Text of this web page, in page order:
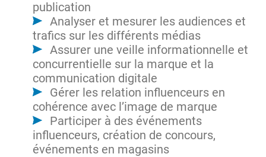
publication
Analyser et mesurer les audiences et
trafics sur les différents médias
Assurer une veille informationnelle et
concurrentielle sur la marque et la
communication digitale
Gérer les relation influenceurs en
cohérence avec l’image de marque
Participer à des événements
influenceurs, création de concours,
événements en magasins